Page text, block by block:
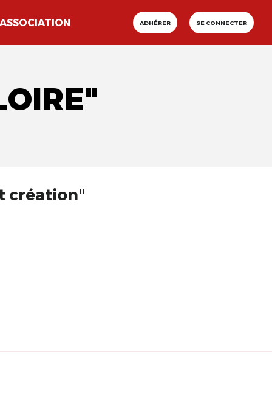
ASSOCIATION ADHÉRER SE CONNECTER
création"